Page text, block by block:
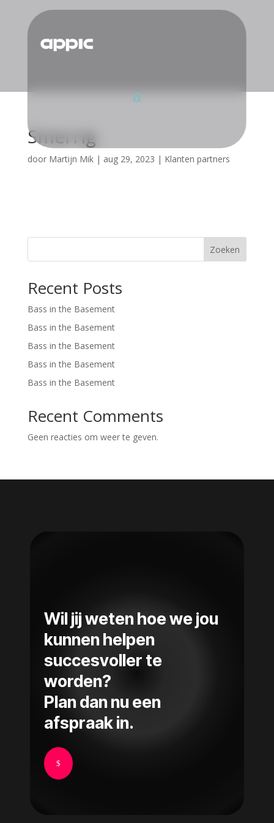
Smerrig
door Martijn Mik| aug 29, 2023 | Klanten partners
Zoeken
Recent Posts
Bass in the Basement
Bass in the Basement
Bass in the Basement
Bass in the Basement
Bass in the Basement
Recent Comments
Geen reacties om weer te geven.
Wil jij weten hoe we jou
kunnen helpen
succesvoller te
worden?
Plan dan nu een
afspraak in.
$